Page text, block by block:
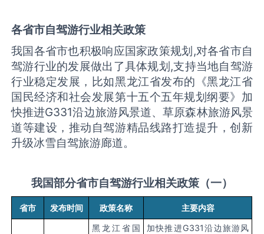
各省市自驾游行业相关政策
我国各省市也积极响应国家政策规划,对各省市自
驾游行业的发展做出了具体规划,支持当地自驾游
行业稳定发展，比如黑龙江省发布的《黑龙江省
国民经济和社会发展第十五个五年规划纲要》加
快推进G331沿边旅游风景道、草原森林旅游风景
道等建设，推动自驾游精品线路打造提升，创新
升级冰雪自驾旅游廊道。
我国部分省市自驾游行业相关政策（一）
省市 发布时间 政策名称 主要内容
黑龙江省国
加快推进G331沿边旅游风